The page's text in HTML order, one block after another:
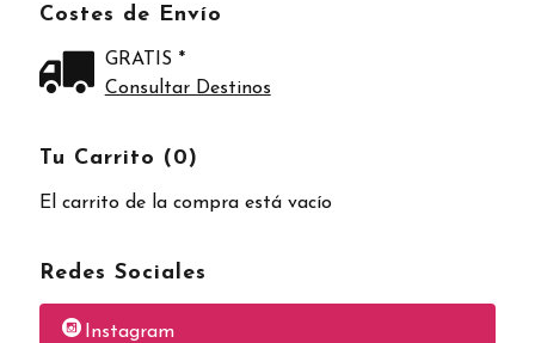
Costes de Envío
GRATIS *
Consultar Destinos
Tu Carrito (0)
El carrito de la compra está vacío
Redes Sociales
Instagram